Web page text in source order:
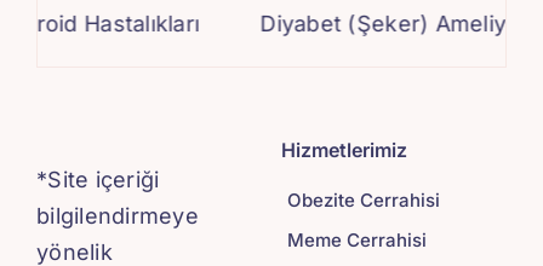
Diyabet (Şeker) Ameliyatı
*Site içeriği
bilgilendirmeye
yönelik
Hizmetlerimiz
Obezite Cerrahisi
Meme Cerrahisi